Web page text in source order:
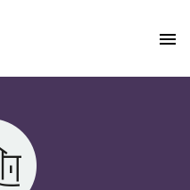
menu